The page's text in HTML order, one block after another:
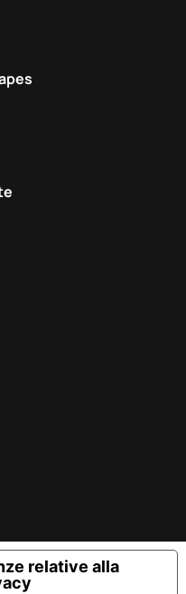
relative alla